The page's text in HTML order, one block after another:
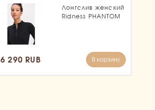
Лонгслив женский
Ridness PHANTOM
6 290 RUB В корзину